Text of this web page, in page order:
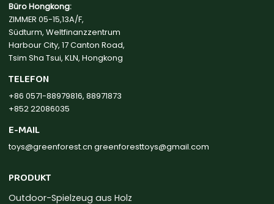
Büro Hongkong:
ZIMMER 05-15,13A/F,
Südturm, Weltfinanzzentrum
Harbour City, 17 Canton Road,
Tsim Sha Tsui, KLN, Hongkong
TELEFON
+86 0571-88979816, 88971873
+852 22086035
E-MAIL
toys@greenforest.cn greenforesttoys@gmail.com
PRODUKT
Outdoor-Spielzeug aus Holz